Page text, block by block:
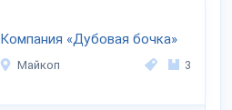
Компания «Дубовая бочка»
Майкоп 3